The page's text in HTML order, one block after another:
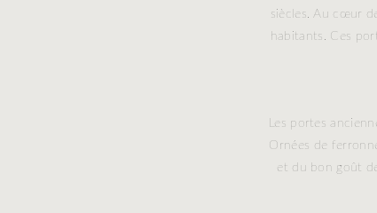
siècles. Au cœur
habitants. Ces
Les portes
Ornées de
et du bon goût